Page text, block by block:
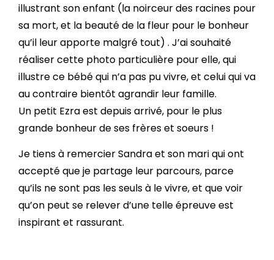
illustrant son enfant (la noirceur des racines pour
sa mort, et la beauté de la fleur pour le bonheur
qu’il leur apporte malgré tout) . J’ai souhaité
réaliser cette photo particulière pour elle, qui
illustre ce bébé qui n’a pas pu vivre, et celui qui va
au contraire bientôt agrandir leur famille.
Un petit Ezra est depuis arrivé, pour le plus
grande bonheur de ses frères et soeurs !
Je tiens à remercier Sandra et son mari qui ont
accepté que je partage leur parcours, parce
qu’ils ne sont pas les seuls à le vivre, et que voir
qu’on peut se relever d’une telle épreuve est
inspirant et rassurant.